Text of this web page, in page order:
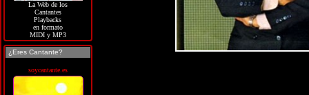
La Web de los
Cantantes
Playbacks
en formato
MIDI y MP3
¿Eres Cantante?
soycantante.es